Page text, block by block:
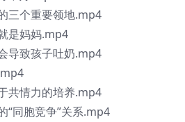
三个重要领地.mp4
是妈妈.mp4
导致孩子吐奶.mp4
共情力的培养.mp4
“同胞竞争”关系.mp4